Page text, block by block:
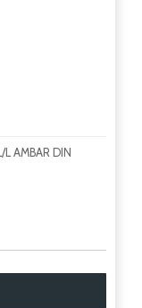
L AMBAR DIN